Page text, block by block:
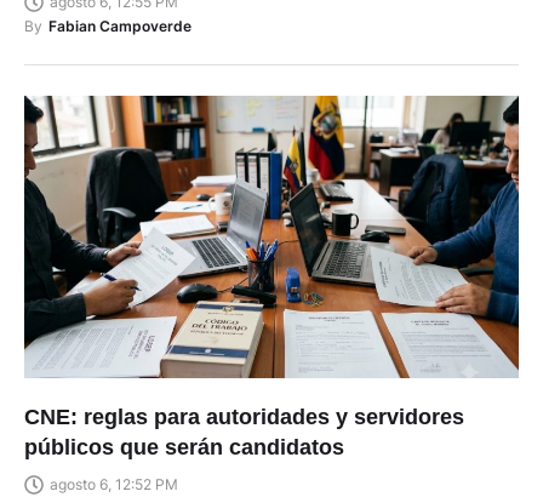
By Fabian Campoverde
CNE: reglas para autoridades y servidores
públicos que serán candidatos
agosto 6, 12:52 PM